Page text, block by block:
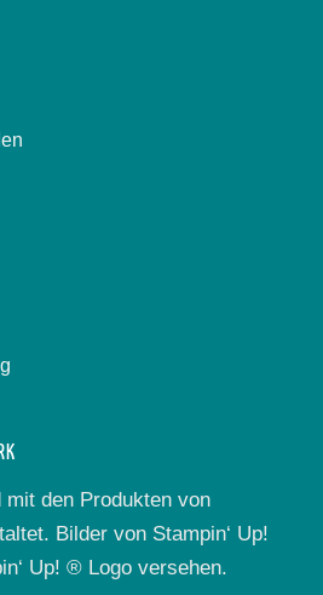
den Produkten von
Bilder von Stampin‘ Up!
Up! ® Logo versehen.